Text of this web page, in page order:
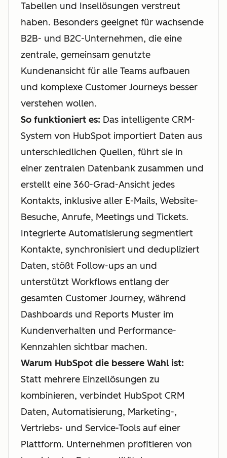
Tabellen und Insellösungen verstreut
haben. Besonders geeignet für wachsende
B2B- und B2C-Unternehmen, die eine
zentrale, gemeinsam genutzte
Kundenansicht für alle Teams aufbauen
und komplexe Customer Journeys besser
verstehen wollen.
So funktioniert es: Das intelligente CRM-
System von HubSpot importiert Daten aus
unterschiedlichen Quellen, führt sie in
einer zentralen Datenbank zusammen und
erstellt eine 360-Grad-Ansicht jedes
Kontakts, inklusive aller E-Mails, Website-
Besuche, Anrufe, Meetings und Tickets.
Integrierte Automatisierung segmentiert
Kontakte, synchronisiert und dedupliziert
Daten, stößt Follow-ups an und
unterstützt Workflows entlang der
gesamten Customer Journey, während
Dashboards und Reports Muster im
Kundenverhalten und Performance-
Kennzahlen sichtbar machen.
Warum HubSpot die bessere Wahl ist:
Statt mehrere Einzellösungen zu
kombinieren, verbindet HubSpot CRM
Daten, Automatisierung, Marketing-,
Vertriebs- und Service-Tools auf einer
Plattform. Unternehmen profitieren von